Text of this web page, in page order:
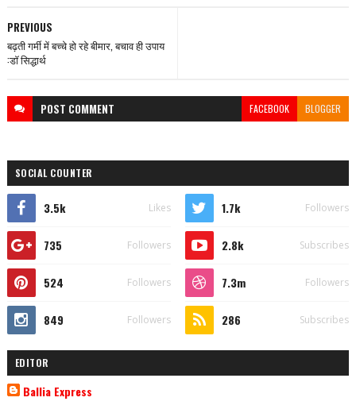
PREVIOUS
बढ़ती गर्मी में बच्चे हो रहे बीमार, बचाव ही उपाय
:डॉ सिद्धार्थ
POST COMMENT FACEBOOK BLOGGER
SOCIAL COUNTER
3.5k Likes 1.7k Followers
735 Followers 2.8k Subscribes
524 Followers 7.3m Followers
849 Followers 286 Subscribes
EDITOR
Ballia Express